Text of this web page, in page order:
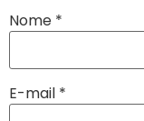
Nome *
E-mail *